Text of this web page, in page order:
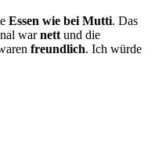
Essen wie bei Mutti. Das
warnett und die
freundlich. Ich würde